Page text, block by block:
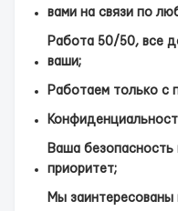
вами на связи по
Работа 50/50, все
ваши;
Работаем только с
Ваша безопасность
приоритет;
Мы